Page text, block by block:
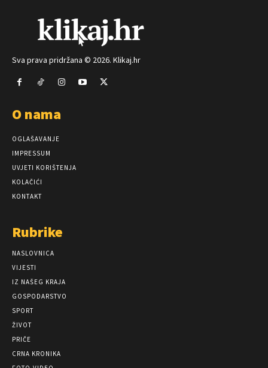
Sva prava pridržana © 2026. Klikaj.hr
O nama
OGLAŠAVANJE
IMPRESSUM
UVJETI KORIŠTENJA
KOLAČIĆI
KONTAKT
Rubrike
NASLOVNICA
VIJESTI
IZ NAŠEG KRAJA
GOSPODARSTVO
SPORT
ŽIVOT
PRIČE
CRNA KRONIKA